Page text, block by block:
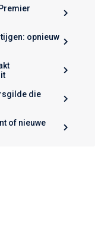
opnieuw
die
of nieuwe